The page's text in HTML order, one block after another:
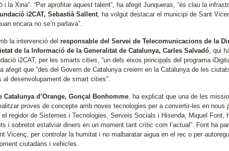
i la Xina”. “Per aprofitar aquest talent”, ha afegit Junqueras, “és clau la
i2CAT, Sebastià Sallent, ha volgut destacar el municipi de Sant
encara no se’n parlava”.
la intervenció del responsable del Servei de Telecomunicacions de la
de la Informació de la Generalitat de Catalunya, Carles Salvadó, qui
i2CAT, per les smarts cities, “un dels eixos principals del programa
afegit que “des del Govern de Catalunya creiem en la Catalunya de les
desenvolupament de smart cities”.
Catalunya d’Orange, Gonçal Bonhomme, ha explicat que una de les
proves de concepte amb noves tecnologies per a convertir-les en
regidor de Sistemes i Tecnologies, Serveis Socials i Hisenda, Miquel Font,
i sobretot estalviar diners en un moment tant crític com l’actual”. Font ha
Vicenç, per controlar la humitat i no malbaratar aigua en el rec o per
ciutadans i vehicles.